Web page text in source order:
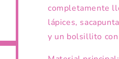
completamente
lápices,
y un bolsillito